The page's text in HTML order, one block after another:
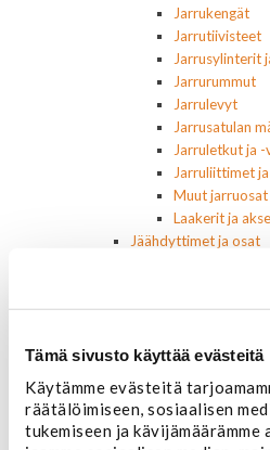
Tämä sivusto käyttää evästeitä
Käytämme evästeitä
räätälöimiseen, sosiaalisen
tukemiseen ja kävijämäärämme
Jarrukengät
Jarrutiivisteet
Jarrusylinterit
Jarrurummut
Jarrulevyt
Jarrusatulan
Jarruletkut ja
Jarruliittimet
Muut jarruosat
Laakerit ja
Jäähdyttimet ja osat
Letkut
Lämpötila-
Kiinnikkeet ja pidikkeet
Nivelet ja puslat